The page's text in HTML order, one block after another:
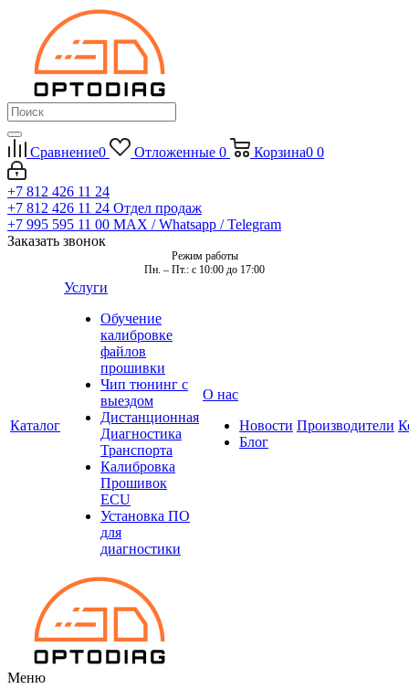
Сравнение0 Отложенные 0 Корзина0 0
+7 812 426 11 24
+7 812 426 11 24 Отдел продаж
+7 995 595 11 00 MAX / Whatsapp / Telegram
Заказать звонок
Режим работы
Пн. – Пт.: с 10:00 до 17:00
Каталог
Услуги
Обучение
калибровке
файлов
прошивки
Чип тюнинг с
выездом
Дистанционная
Диагностика
Транспорта
Калибровка
Прошивок
ECU
Установка ПО
для
диагностики
О нас
Новости
Блог
Производители
Меню